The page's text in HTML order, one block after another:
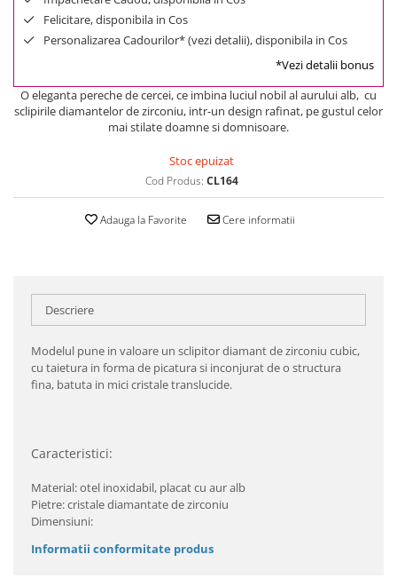
Felicitare, disponibila in Cos
Personalizarea Cadourilor* (vezi detalii), disponibila in Cos
*Vezi detalii bonus
O eleganta pereche de cercei, ce imbina luciul nobil al aurului alb, cu
sclipirile diamantelor de zirconiu, intr-un design rafinat, pe gustul celor
mai stilate doamne si domnisoare.
Stoc epuizat
Cod Produs: CL164
Adauga la Favorite Cere informatii
Descriere
Modelul pune in valoare un sclipitor diamant de zirconiu cubic,
cu taietura in forma de picatura si inconjurat de o structura
fina, batuta in mici cristale translucide.
Caracteristici:
Material: otel inoxidabil, placat cu aur alb
Pietre: cristale diamantate de zirconiu
Dimensiuni:
Informatii conformitate produs